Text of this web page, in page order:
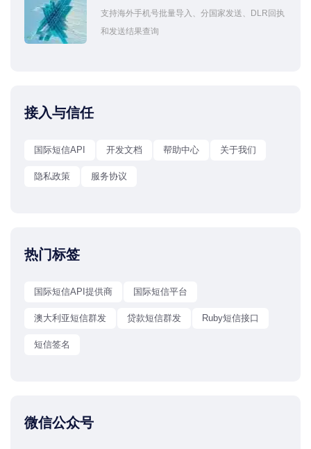
支持海外手机号批量导入、分国家发送、DLR回执
和发送结果查询
接入与信任
国际短信API 开发文档 帮助中心 关于我们
隐私政策 服务协议
热门标签
国际短信API提供商 国际短信平台
澳大利亚短信群发 贷款短信群发 Ruby短信接口
短信签名
微信公众号